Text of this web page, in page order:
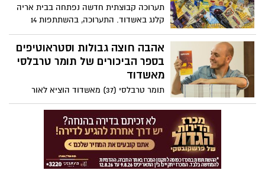
המדוברת. הכניסה חופשית
תערוכה קבוצתית חדשה נפתחה בבית אריה
קלנג באשדוד. התערוכה, בהשתתפות 14
אמנים ואמניות חברי אגודת אמני אשדוד,
מציגה יצירות בטכניקת הקולאז' שהפכה
לפופולרית בעולם האמנות במאה ה-20, לאחר
להשתמש בה
אהבה חוצה גבולות וסטראוטיפים
בספר הביכורים של תומר טרבלסי
מאשדוד
תומר טרבלסי (37) מאשדוד הוציא לאור
בימים אלה את ספר הביכורים שלו "שמנת
מתוקה". הספר מציג אהבה חוצה גבולות
וסטריאוטיפים בין רואה חשבון אשדודי לצעיר
מעזה בצל סבבי מלחמה עם חמאס. דרך
סיפור האהבה בן 118 העמודים, מבקש
טרבלסי להעביר מסרים של קבלת השונה,